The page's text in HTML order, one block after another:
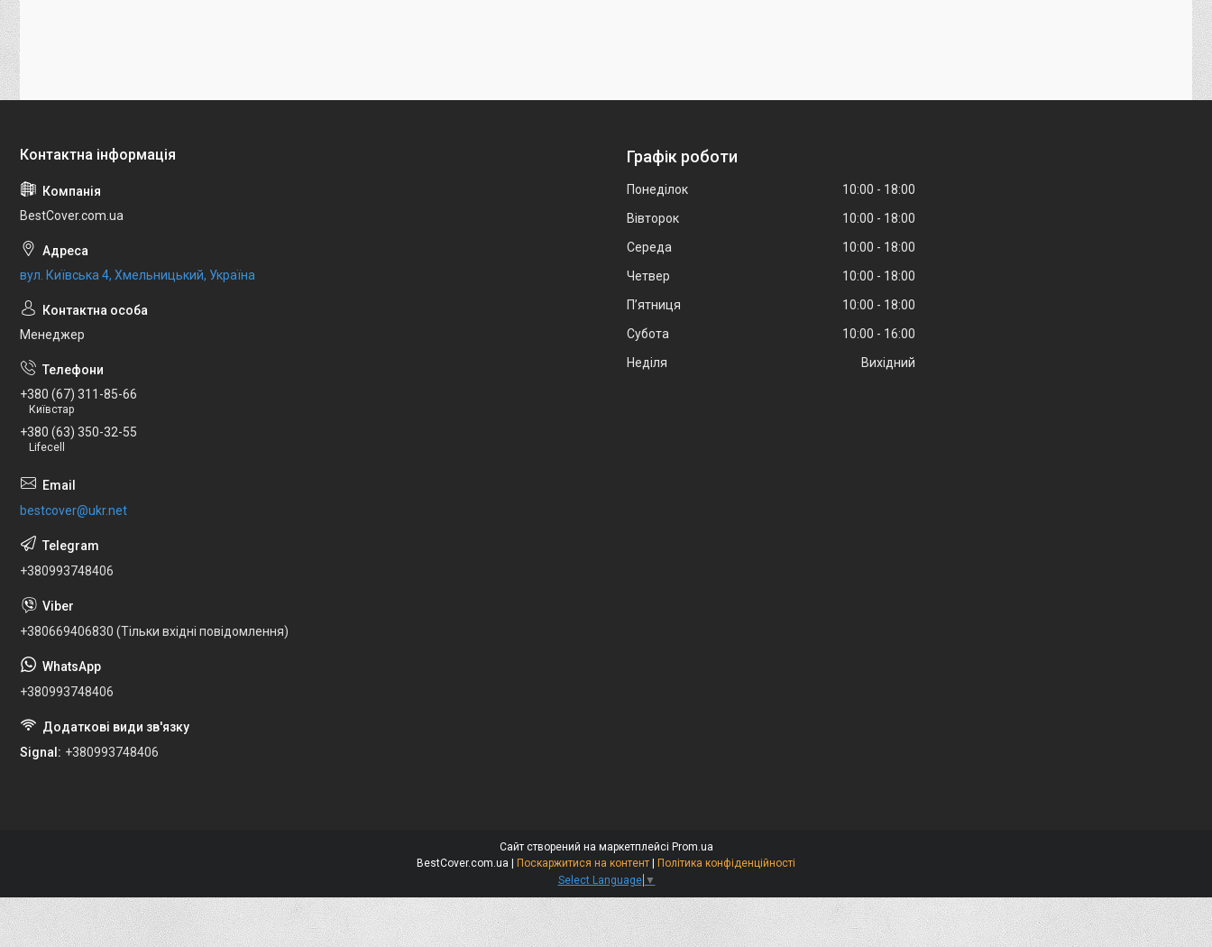
BestCover.com.ua
вул. Київська 4, Хмельницький, Україна
Менеджер
+380 (67) 311-85-66
Київстар
+380 (63) 350-32-55
Lifecell
bestcover@ukr.net
+380993748406
+380669406830 (Тільки вхідні повідомлення)
+380993748406
Signal +380993748406
Графік роботи
Понеділок 10:00
18:00
Вівторок
10:00
18:00
Середа
10:00
18:00
Четвер
10:00
18:00
Пʼятниця
10:00
18:00
Субота
10:00
16:00
Неділя
Вихідний
Сайт створений на маркетплейсі Prom.ua
BestCover.com.ua | Поскаржитися на контент | Політика конфіденційності
Select Language ▼